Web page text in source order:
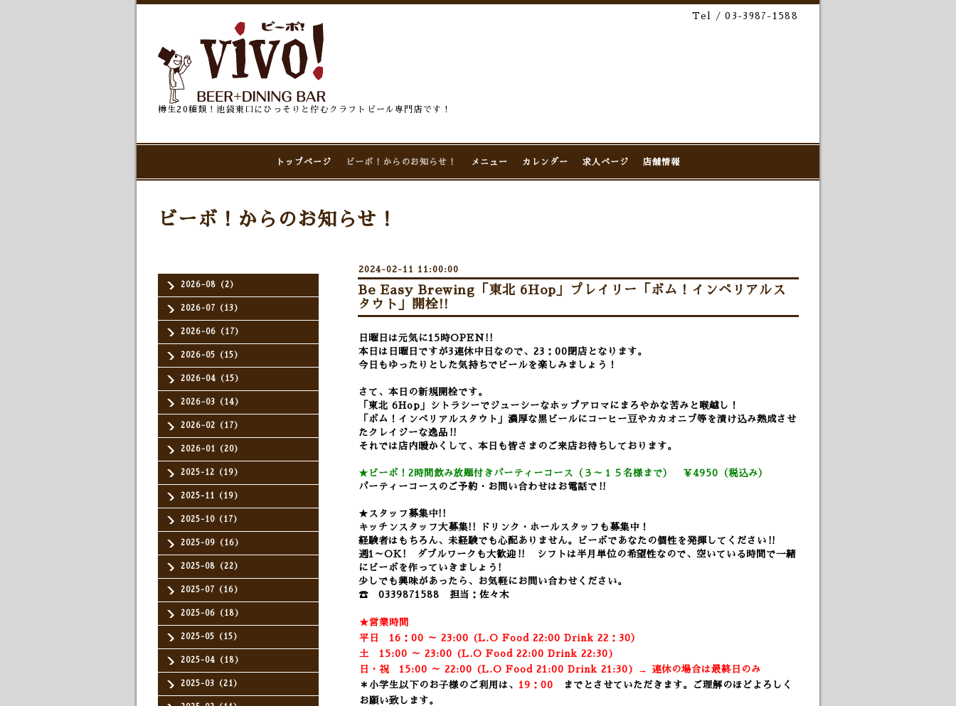
Tel / 03-3987-1588
樽生20種類！池袋東口にひっそりと佇むクラフトビール専門店です！
トップページ ビーボ！からのお知らせ！ メニュー カレンダー 求人ページ 店舗情報
2026-08（2）
2026-07（13）
2026-06（17）
2026-05（15）
2026-04（15）
2026-03（14）
2026-02（17）
2026-01（20）
2025-12（19）
2025-11（19）
2025-10（17）
2025-09（16）
2025-08（22）
2025-07（16）
2025-06（18）
2025-05（15）
2025-04（18）
2025-03（21）
ビーボ！からのお知らせ！
2024-02-11 11:00:00
Be Easy Brewing「東北 6Hop」プレイリー「ボム！インペリアルス
タウト」開栓!!
日曜日は元気に15時OPEN!!
本日は日曜日ですが3連休中日なので、23：00閉店となります。
今日もゆったりとした気持ちでビールを楽しみましょう！
さて、本日の新規開栓です。
「東北 6Hop」シトラシーでジューシーなホップアロマにまろやかな苦みと喉越し！
「ボム！インペリアルスタウト」濃厚な黒ビールにコーヒー豆やカカオニブ等を漬け込み熟成させ
たクレイジーな逸品‼
それでは店内暖かくして、本日も皆さまのご来店お待ちしております。
★ビーボ！2時間飲み放題付きパーティーコース（３～１５名様まで） ￥4950（税込み）
パーティーコースのご予約・お問い合わせはお電話で‼
★スタッフ募集中!!
キッチンスタッフ大募集!! ドリンク・ホールスタッフも募集中！
経験者はもちろん、未経験でも心配ありません。
ビーボであなたの個性を発揮してください‼
週1～OK! ダブルワークも大歓迎‼ シフトは半月単位の希望性なので、空いている時間で一緒
にビーボを作っていきましょう!
少しでも興味があったら、お気軽にお問い合わせください。
☎ 0339871588 担当：佐々木
★営業時間
平日 16：00 ～ 23:00 (L.O Food 22:00 Drink 22：30）
土 15:00 ～ 23:00 (L.O Food 22:00 Drink 22:30)
日・祝 15:00 ～ 22:00 (L.O Food 21:00 Drink 21:30) → 連休の場合は最終日のみ
＊小学生以下のお子様のご利用は、 19：00
までとさせていただきます。ご理解のほどよろしく
お願い致します。